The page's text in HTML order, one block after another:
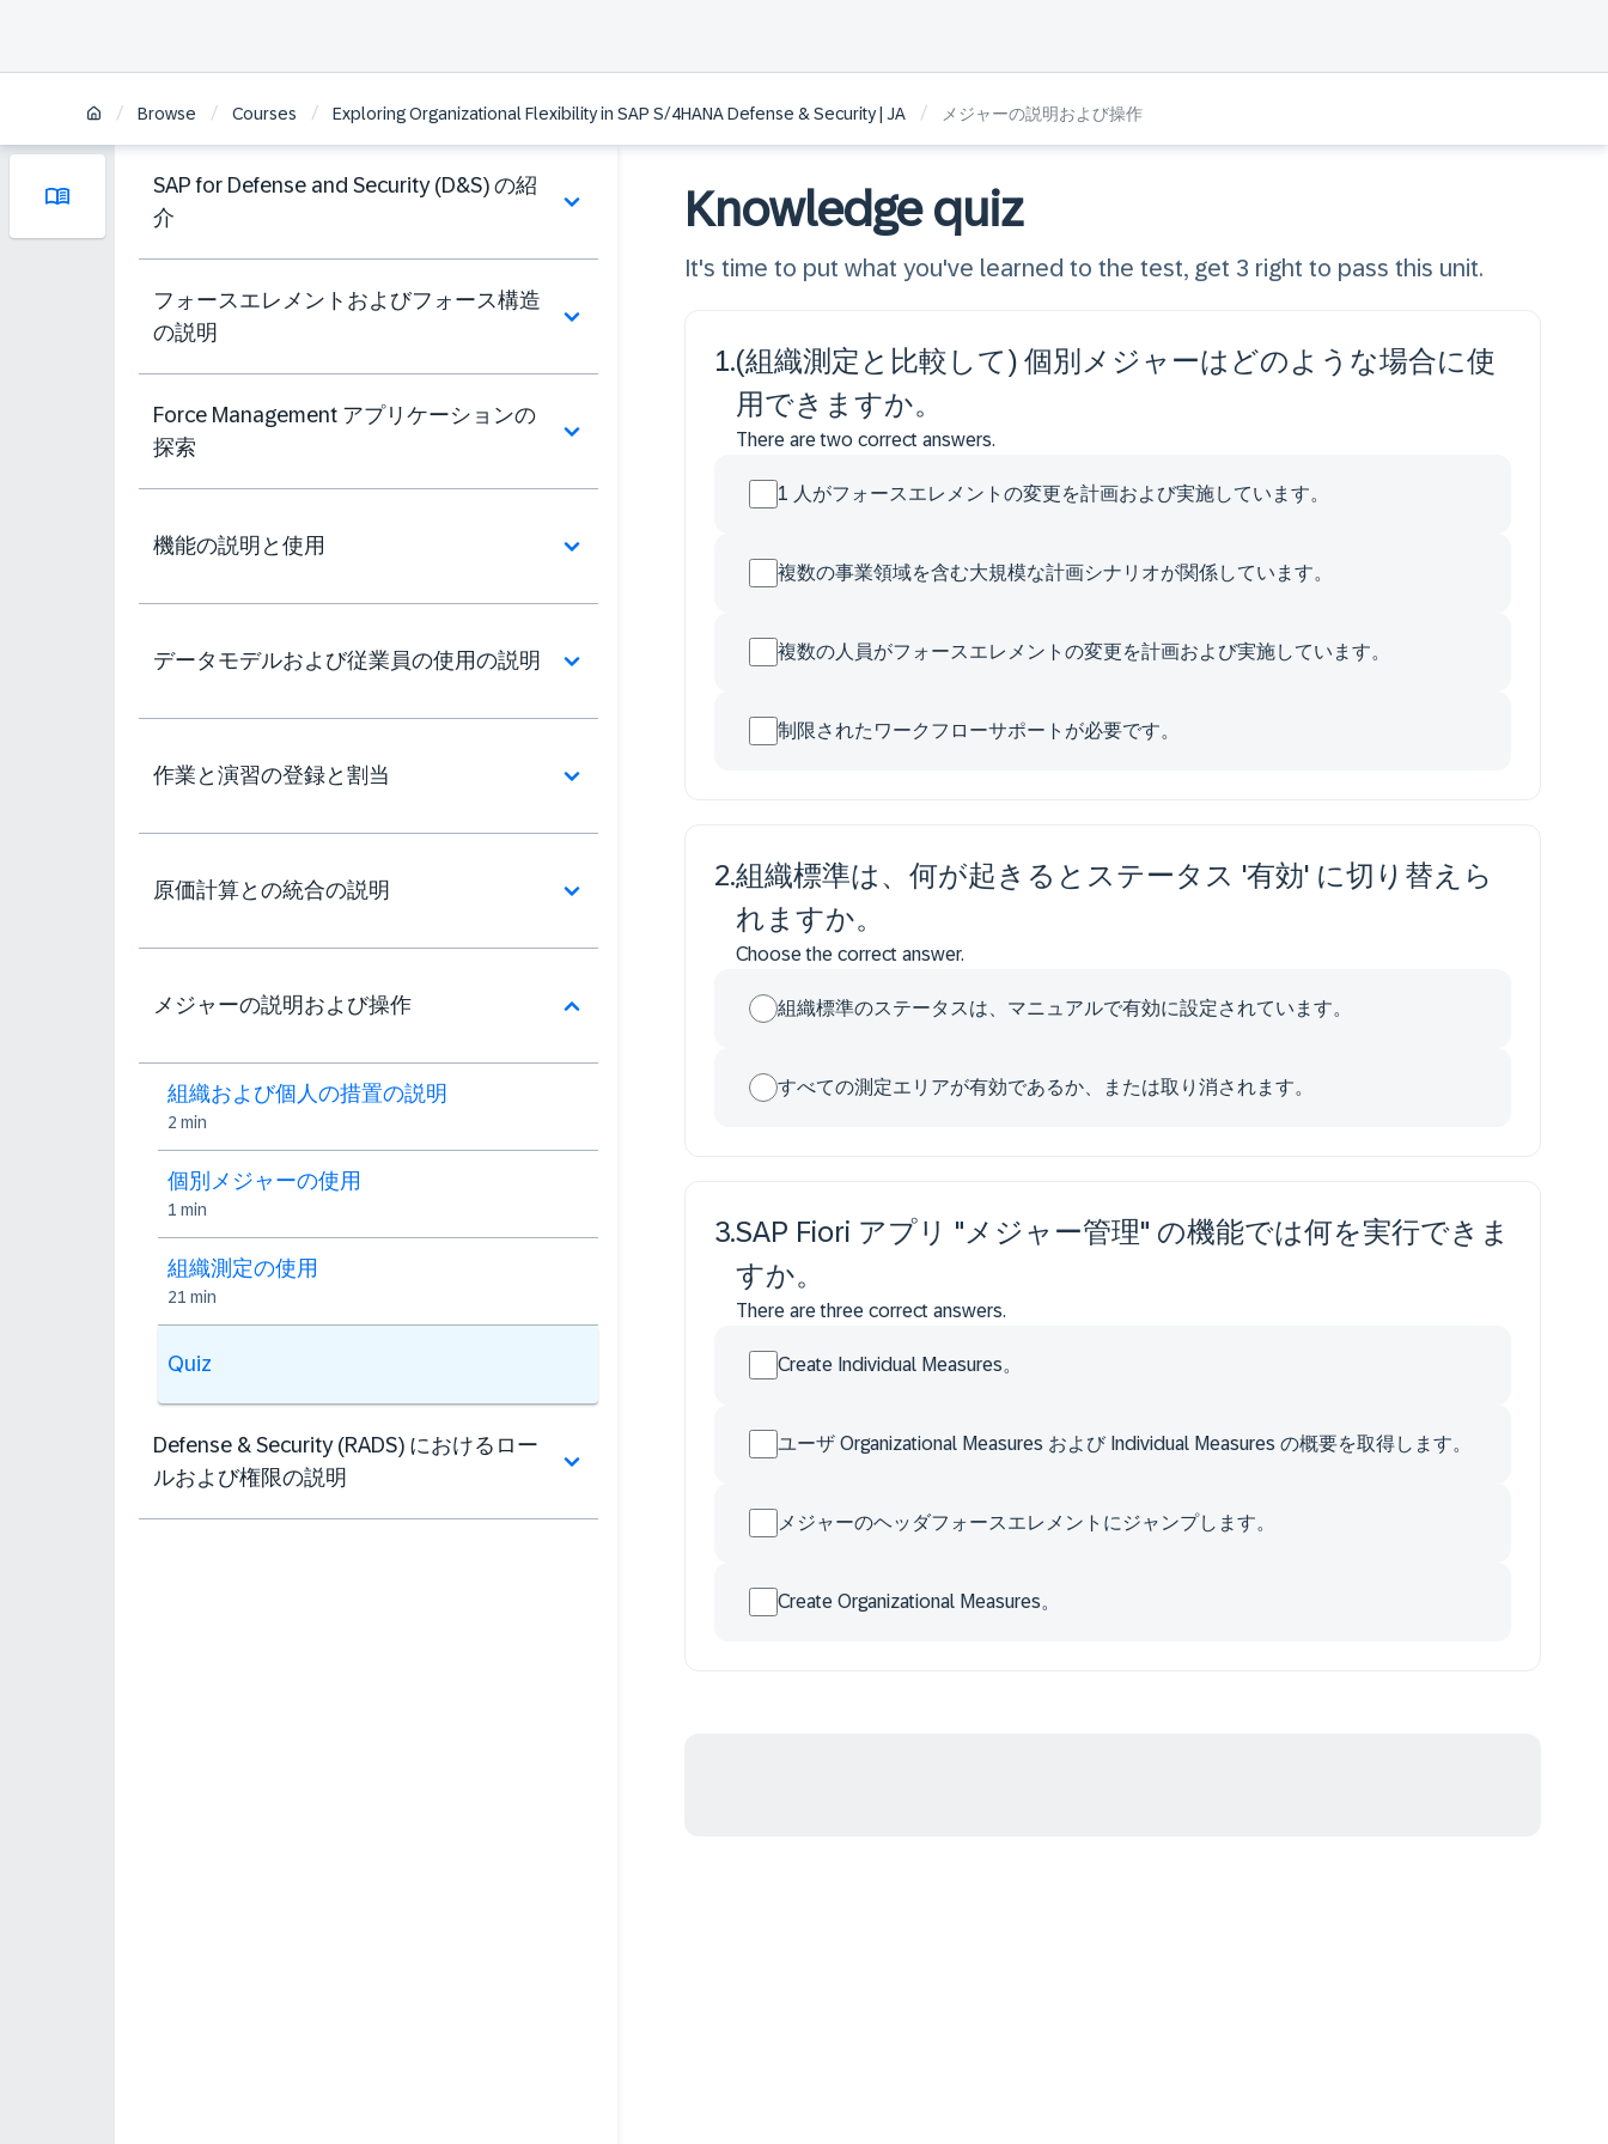
/ Browse / Courses / Exploring Organizational Flexibility in SAP S/4HANA Defense & Security | JA / メジャーの説明および操作
SAP for Defense and Security (D&S) の紹
介
フォースエレメントおよびフォース構造
の説明
Force Management アプリケーションの
探索
機能の説明と使用
データモデルおよび従業員の使用の説明
作業と演習の登録と割当
原価計算との統合の説明
メジャーの説明および操作
組織および個人の措置の説明
2 min
個別メジャーの使用
1 min
組織測定の使用
21 min
Quiz
Defense & Security (RADS) におけるロー
ルおよび権限の説明
Knowledge quiz
It's time to put what you've learned to the test, get 3 right to pass this unit.
1.(組織測定と比較して) 個別メジャーはどのような場合に使
用できますか。
There are two correct answers.
1 人がフォースエレメントの変更を計画および実施しています。
複数の事業領域を含む大規模な計画シナリオが関係しています。
複数の人員がフォースエレメントの変更を計画および実施しています。
制限されたワークフローサポートが必要です。
2.組織標準は、何が起きるとステータス '有効' に切り替えら
れますか。
Choose the correct answer.
組織標準のステータスは、マニュアルで有効に設定されています。
すべての測定エリアが有効であるか、または取り消されます。
3.SAP Fiori アプリ "メジャー管理" の機能では何を実行できま
すか。
There are three correct answers.
Create Individual Measures。
ユーザ Organizational Measures および Individual Measures の概要を取得します。
メジャーのヘッダフォースエレメントにジャンプします。
Create Organizational Measures。